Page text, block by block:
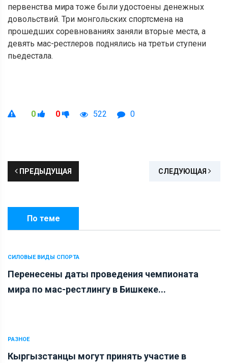
первенства мира тоже были удостоены денежных
довольствий. Три монгольских спортсмена на
прошедших соревнованиях заняли вторые места, а
девять мас-рестлеров поднялись на третьи ступени
пьедестала.
0 0 522 0
ПРЕДЫДУЩАЯ СЛЕДУЮЩАЯ
По теме
СИЛОВЫЕ ВИДЫ СПОРТА
Перенесены даты проведения чемпионата
мира по мас-рестлингу в Бишкеке...
РАЗНОЕ
Кыргызстанцы могут принять участие в